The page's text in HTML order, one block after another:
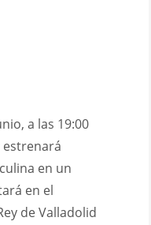
a las 19:00
estrenará
en un
en el
de Valladolid